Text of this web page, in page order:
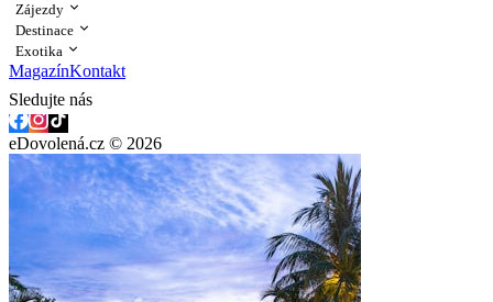
Zájezdy
Destinace
Exotika
MagazínKontakt
Sledujte nás
eDovolená.cz © 2026